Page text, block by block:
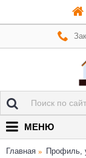
МЕНЮ
Главная Профиль,